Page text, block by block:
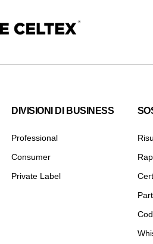
DIVISIONI DI BUSINESS
Professional
Consumer
Private Label